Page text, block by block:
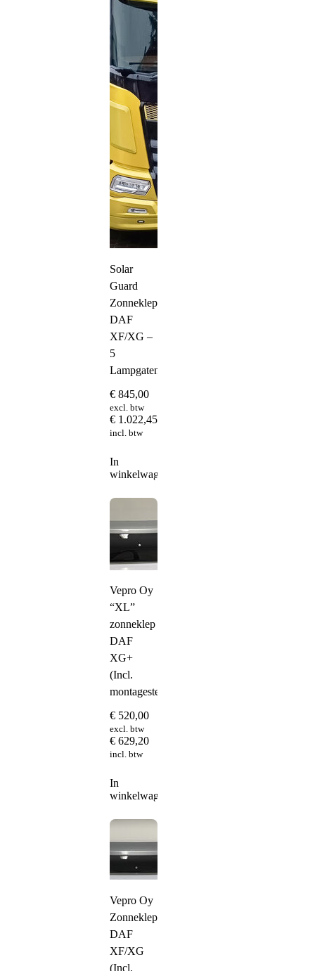
Solar
Guard
Zonneklep
DAF
XF/XG –
5
Lampgaten
€ 845,00
excl. btw
€ 1.022,45
incl. btw
In
winkelwagen
Vepro Oy
“XL”
zonneklep
DAF
XG+
(Incl.
montagesteunen)
€ 520,00
excl. btw
€ 629,20
incl. btw
In
winkelwagen
Vepro Oy
Zonneklep
DAF
XF/XG
(Incl.